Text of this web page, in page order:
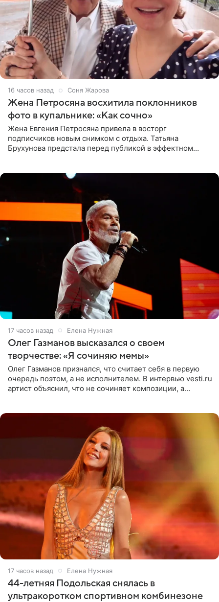
16 часов назад Соня Жарова
Жена Петросяна восхитила поклонников
фото в купальнике: «Как сочно»
Жена Евгения Петросяна привела в восторг
подписчиков новым снимком с отдыха. Татьяна
Брухунова предстала перед публикой в эффектном
17 часов назад Елена Нужная
Олег Газманов высказался о своем
творчестве: «Я сочиняю мемы»
Олег Газманов признался, что считает себя в первую
очередь поэтом, а не исполнителем. В интервью vesti.ru
артист объяснил, что не сочиняет композиции, а
17 часов назад Елена Нужная
44-летняя Подольская снялась в
ультракоротком спортивном комбинезоне